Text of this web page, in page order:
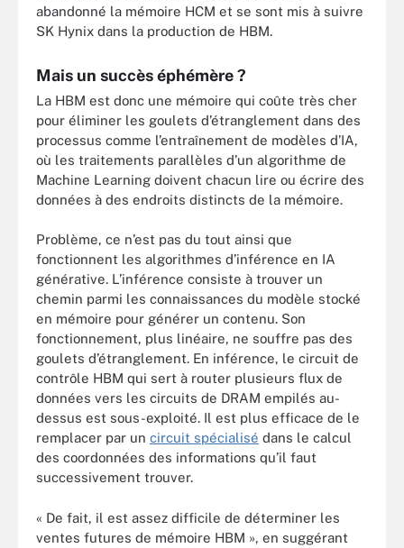
abandonné la mémoire HCM et se sont mis à suivre
SK Hynix dans la production de HBM.
Mais un succès éphémère ?
La HBM est donc une mémoire qui coûte très cher
pour éliminer les goulets d’étranglement dans des
processus comme l’entraînement de modèles d’IA,
où les traitements parallèles d’un algorithme de
Machine Learning doivent chacun lire ou écrire des
données à des endroits distincts de la mémoire.
Problème, ce n’est pas du tout ainsi que
fonctionnent les algorithmes d’inférence en IA
générative. L’inférence consiste à trouver un
chemin parmi les connaissances du modèle stocké
en mémoire pour générer un contenu. Son
fonctionnement, plus linéaire, ne souffre pas des
goulets d’étranglement. En inférence, le circuit de
contrôle HBM qui sert à router plusieurs flux de
données vers les circuits de DRAM empilés au-
dessus est sous-exploité. Il est plus efficace de le
remplacer par un circuit spécialisé dans le calcul
des coordonnées des informations qu’il faut
successivement trouver.
« De fait, il est assez difficile de déterminer les
ventes futures de mémoire HBM », en suggérant